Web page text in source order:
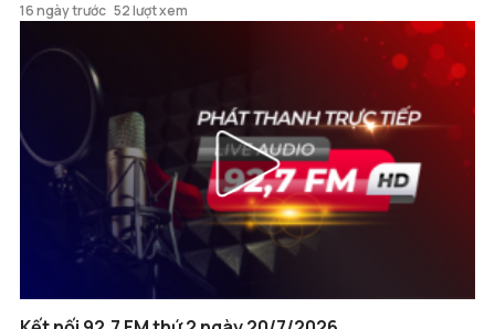
16 ngày trước 52 lượt xem